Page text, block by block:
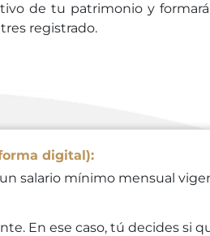
de tu patrimonio y
registrado.
digital):
salario mínimo mensual
En ese caso, tú decides si